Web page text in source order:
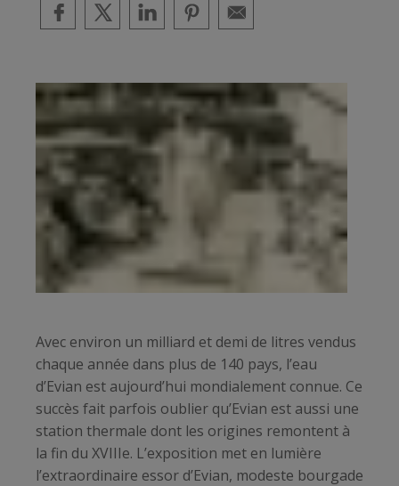
Avec environ un milliard et demi de litres vendus
chaque année dans plus de 140 pays, l’eau
d’Evian est aujourd’hui mondialement connue. Ce
succès fait parfois oublier qu’Evian est aussi une
station thermale dont les origines remontent à
la fin du XVIIIe. L’exposition met en lumière
l’extraordinaire essor d’Evian, modeste bourgade